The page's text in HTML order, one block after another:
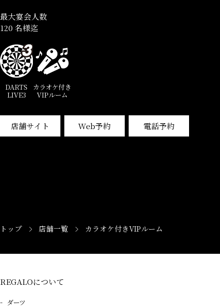
最大宴会人数
120 名様迄
DARTS
LIVE3
カラオケ付き
VIPルーム
店舗サイト Web予約 電話予約
トップ > 店舗一覧 > カラオケ付きVIPルーム
REGALOについて
ダーツ